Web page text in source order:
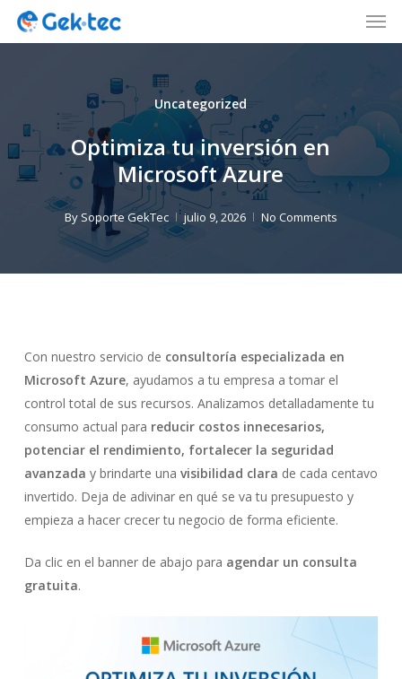
Skip
Uncategorized
Optimiza tu inversión en
Microsoft Azure
BySoporte GekTec julio 9, 2026 No Comments
Con nuestro servicio de consultoría especializada en
Microsoft Azure, ayudamos a tu empresa a tomar el
control total de sus recursos. Analizamos detalladamente tu
consumo actual para reducir costos innecesarios,
potenciar el rendimiento, fortalecer la seguridad
avanzada y brindarte una visibilidad clara de cada centavo
invertido. Deja de adivinar en qué se va tu presupuesto y
empieza a hacer crecer tu negocio de forma eficiente.
Da clic en el banner de abajo para agendar un consulta
gratuita.